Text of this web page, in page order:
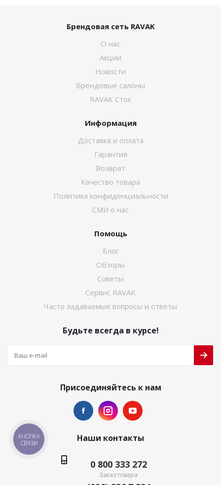
Брендовая сеть RAVAK
О нас
Акции
Новости
Брендовые салоны
RAVAK Сток
Информация
Доставка и оплата
Гарантия
Возврат
Качество товара
Политика конфиденциальности
СМИ о нас
Помощь
Блог
Обзоры
Советы
Сервис RAVAK
Часто задаваемые вопросы и ответы
Будьте всегда в курсе!
Присоединяйтесь к нам
Наши контакты
0 800 333 272
Заказ товара
КНОПКА
СВЯЗИ